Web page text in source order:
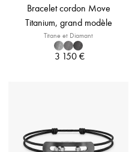
Bracelet cordon Move
Titanium, grand modèle
Titane et Diamant
3 150 €